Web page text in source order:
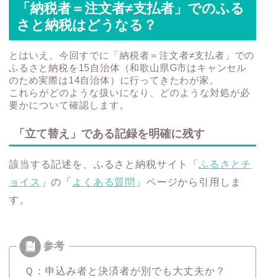
「納税者＝注文者≠支払者」でのふる
さと納税はどうなる？
とはいえ、今回すでに「 納税者＝注文者≠支払者」での
ふるさと納税を15自治体（和歌山県G市はキャンセル
のため実際は14自治体）に行ってきたわが家。
これらがどのような扱いになり、どのような対処が必
要かについて確認します。
「立て替え」である記録を明確に残す
該当する記述を、ふるさと納税サイト「ふるさとチ
ョイス 」の「 よくある質問 」ページから引用しま
す。
Ｑ：申込み者と決済者が別でも大丈夫か？